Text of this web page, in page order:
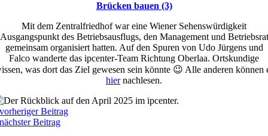
Brücken bauen (3)
Mit dem Zentralfriedhof war eine Wiener Sehenswürdigkeit
Ausgangspunkt des Betriebsausflugs, den Management und Betriebsrat
gemeinsam organisiert hatten. Auf den Spuren von Udo Jürgens und
Falco wanderte das ipcenter-Team Richtung Oberlaa. Ortskundige
was dort das Ziel gewesen sein könnte 😉 Alle anderen können
hiernachlesen.
vorheriger Beitrag
nächster Beitrag